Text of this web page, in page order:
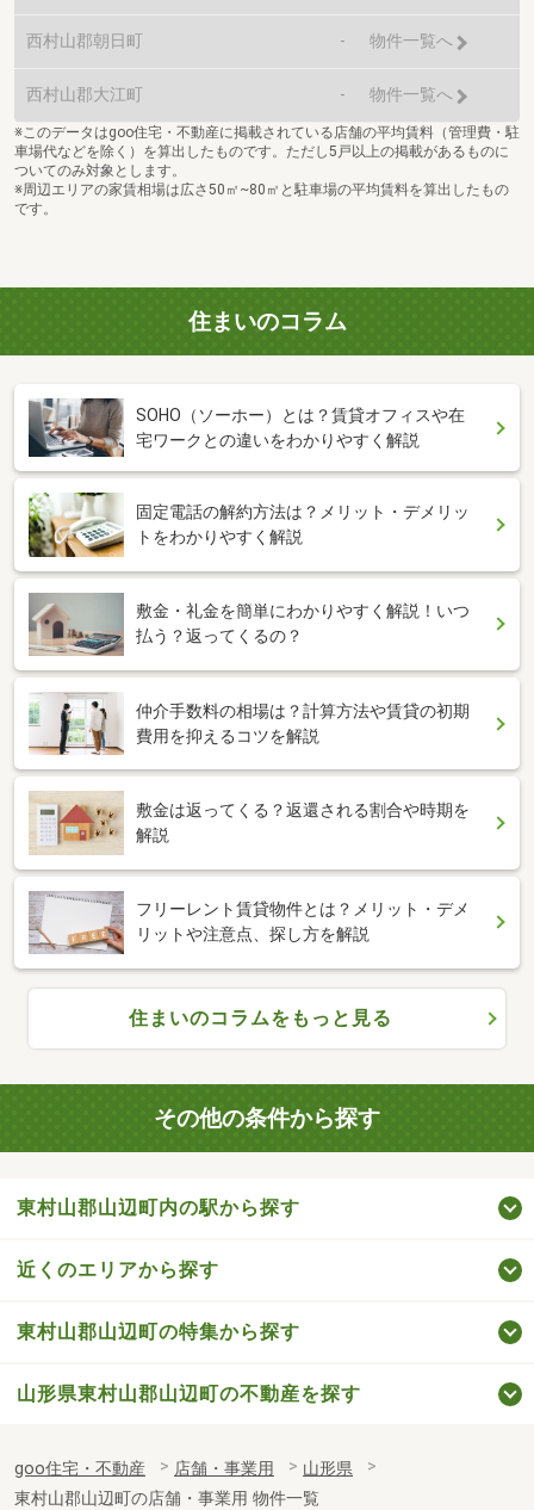
西村山郡朝日町 - 物件一覧へ
西村山郡大江町 - 物件一覧へ
※このデータはgoo住宅・不動産に掲載されている店舗の平均賃料（管理費・駐
車場代などを除く）を算出したものです。ただし5戸以上の掲載があるものに
ついてのみ対象とします。
※周辺エリアの家賃相場は広さ50㎡~80㎡と駐車場の平均賃料を算出したもの
です。
住まいのコラム
SOHO（ソーホー）とは？賃貸オフィスや在
宅ワークとの違いをわかりやすく解説
固定電話の解約方法は？メリット・デメリッ
トをわかりやすく解説
敷金・礼金を簡単にわかりやすく解説！いつ
払う？返ってくるの？
仲介手数料の相場は？計算方法や賃貸の初期
費用を抑えるコツを解説
敷金は返ってくる？返還される割合や時期を
解説
フリーレント賃貸物件とは？メリット・デメ
リットや注意点、探し方を解説
住まいのコラムをもっと見る
その他の条件から探す
東村山郡山辺町内の駅から探す
近くのエリアから探す
東村山郡山辺町の特集から探す
山形県東村山郡山辺町の不動産を探す
goo住宅・不動産 店舗・事業用
山形県
東村山郡山辺町の店舗・事業用 物件一覧